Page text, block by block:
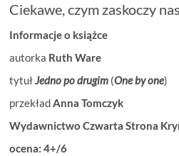
Ciekawe, czym zaskoczy
Informacje o książce
autorka Ruth Ware
tytułJedno po drugim (One by one)
przekładAnna Tomczyk
Wydawnictwo Czwarta Strona
ocena: 4+/6